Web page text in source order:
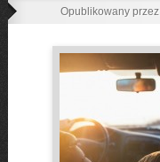
Opublikowany przez